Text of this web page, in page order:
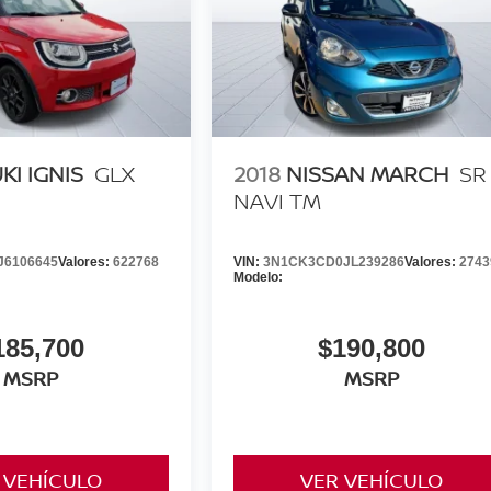
IGNIS GLX
Valores: 622768
MSRP
2018 NISSAN MARCH SR
NAVI TM
VIN:3N1CK3CD0JL239286Valores:
Modelo:
$190,800
MSRP
VER VEHÍCULO